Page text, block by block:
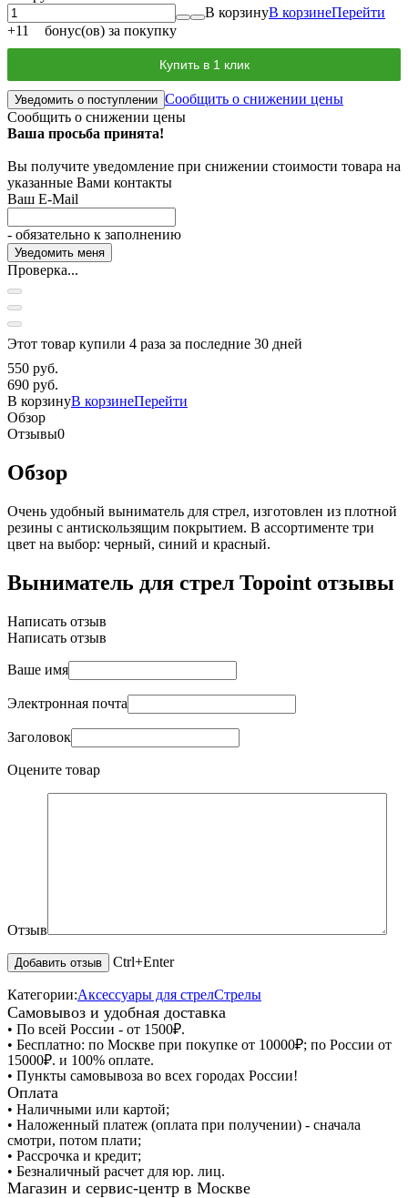
В корзинуВ корзинеПерейти
+11 бонус(ов) за покупку
Купить в 1 клик
Уведомить о поступлении Сообщить о снижении цены
Сообщить о снижении цены
Ваша просьба принята!
Вы получите уведомление при снижении стоимости товара на
указанные Вами контакты
Ваш E-Mail
- обязательно к заполнению
Проверка...
Этот товар купили 4 раза за последние 30 дней
550 руб.
690 руб.
В корзинуВ корзинеПерейти
Обзор
Отзывы0
Обзор
Очень удобный выниматель для стрел, изготовлен из плотной
резины с антискользящим покрытием. В ассортименте три
цвет на выбор: черный, синий и красный.
Выниматель для стрел Topoint отзывы
Написать отзыв
Написать отзыв
Ваше имя
Электронная почта
Заголовок
Оцените товар
Отзыв
Ctrl+Enter
Категории:Аксессуары для стрелСтрелы
Самовывоз и удобная доставка
• По всей России - от 1500₽.
• Бесплатно: по Москве при покупке от 10000₽; по России от
15000₽. и 100% оплате.
• Пункты самовывоза во всех городах России!
Оплата
• Наличными или картой;
• Наложенный платеж (оплата при получении) - сначала
смотри, потом плати;
• Рассрочка и кредит;
• Безналичный расчет для юр. лиц.
Магазин и сервис-центр в Москве